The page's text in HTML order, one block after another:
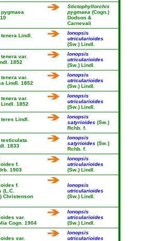
pygmaea
Stictophyllorchis
pygmaea (Cogn.)
Dodson &
Carnevali
tenera Lindl.
Ionopsis
utricularioides
(Sw.) Lindl.
tenera var.
1852
Ionopsis
utricularioides
(Sw.) Lindl.
tenera var.
Lindl. 1852
Ionopsis
utricularioides
(Sw.) Lindl.
tenera var.
Lindl. 1852
Ionopsis
utricularioides
(Sw.) Lindl.
teres Lindl.
Ionopsis
satyrioides (Sw.)
Rchb. f.
testiculata
1833
Ionopsis
satyrioides (Sw.)
Rchb. f.
f.
1903
Ionopsis
utricularioides
(Sw.) Lindl.
f.
(L.C.
Christenson
Ionopsis
utricularioides
(Sw.) Lindl.
var.
Cogn. 1904
Ionopsis
utricularioides
(Sw.) Lindl.
var.
Ionopsis
utricularioides